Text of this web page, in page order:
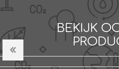
BEKIJK